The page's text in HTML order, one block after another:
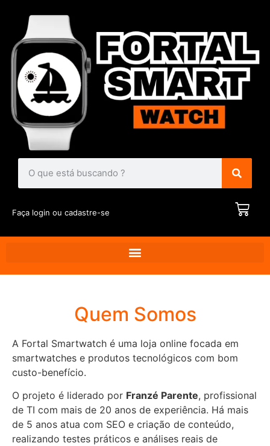
Faça login ou cadastre-se
Quem Somos
A Fortal Smartwatch é uma loja online focada em
smartwatches e produtos tecnológicos com bom
custo-benefício.
O projeto é liderado por Franzé Parente, profissional
de TI com mais de 20 anos de experiência. Há mais
de 5 anos atua com SEO e criação de conteúdo,
realizando testes práticos e análises reais de